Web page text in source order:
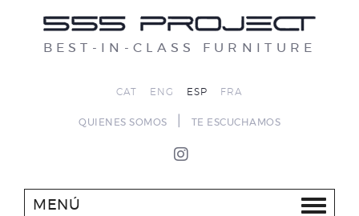
BEST-IN-CLASS FURNITURE
CAT ENG ESP FRA
QUIENES SOMOS TE ESCUCHAMOS
MENÚ